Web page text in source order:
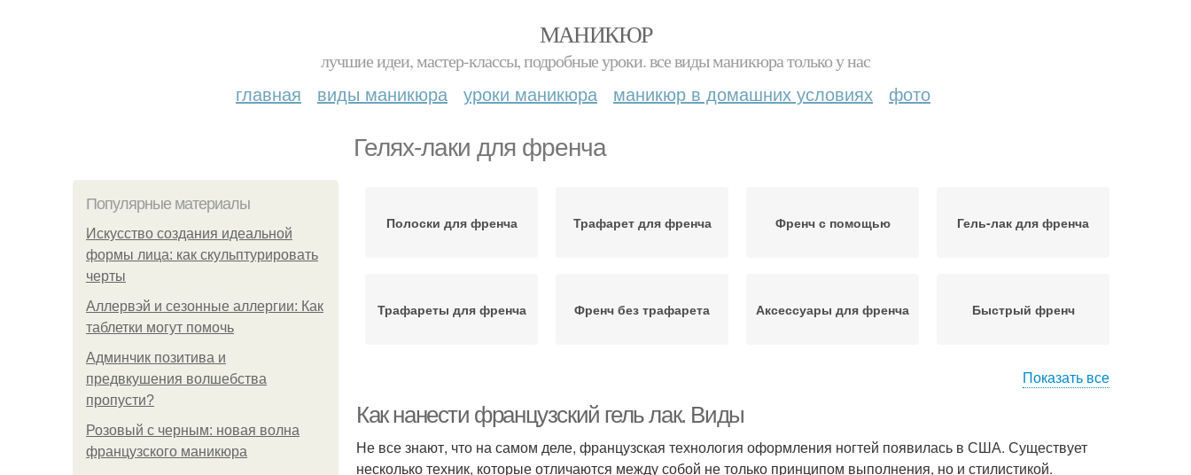
МАНИКЮР
лучшие идеи, мастер-классы, подробные уроки. все виды маникюра только у нас
главная виды маникюра уроки маникюра маникюр в домашних условиях фото
Гелях-лаки для френча
Популярные материалы
Искусство создания идеальной
формы лица: как скульптурировать
черты
Аллервэй и сезонные аллергии: Как
таблетки могут помочь
Админчик позитива и
предвкушения волшебства
пропусти?
Розовый с черным: новая волна
французского маникюра
Полоски для френча Трафарет для френча Френч с помощью Гель-лак для френча
Трафареты для френча Френч без трафарета Аксессуары для френча Быстрый френч
Показать все
Как нанести французский гель лак. Виды
Не все знают, что на самом деле, французская технология оформления ногтей появилась в США. Существует
несколько техник, которые отличаются между собой не только принципом выполнения, но и стилистикой.